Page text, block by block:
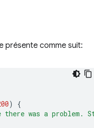
présente comme suit:
)
{
there was a problem.